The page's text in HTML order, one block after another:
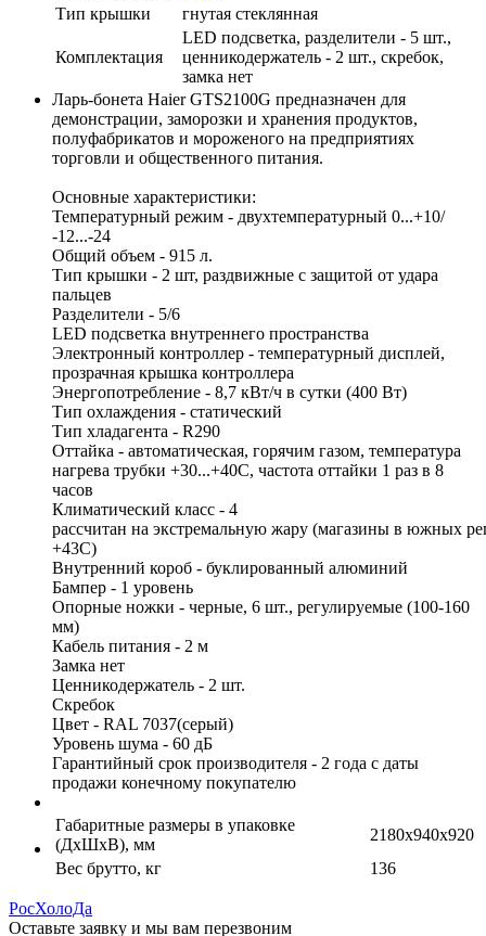
Тип крышки
гнутая стеклянная
Комплектация
LED подсветка, разделители - 5 шт.,
ценникодержатель - 2 шт., скребок,
замка нет
Ларь-бонета Haier GTS2100G предназначен для
демонстрации, заморозки и хранения продуктов,
полуфабрикатов и мороженого на предприятиях
торговли и общественного питания.
Основные характеристики:
Температурный режим - двухтемпературный 0...+10/
-12...-24
Общий объем - 915 л.
Тип крышки - 2 шт, раздвижные с защитой от удара
пальцев
Разделители - 5/6
LED подсветка внутреннего пространства
Электронный контроллер - температурный дисплей,
прозрачная крышка контроллера
Энергопотребление - 8,7 кВт/ч в сутки (400 Вт)
Тип охлаждения - статический
Тип хладагента - R290
Оттайка - автоматическая, горячим газом, температура
нагрева трубки +30...+40С, частота оттайки 1 раз в 8
часов
Климатический класс - 4
рассчитан на экстремальную жару (магазины в южных
+43C)
Внутренний короб - буклированный алюминий
Бампер - 1 уровень
Опорные ножки - черные, 6 шт., регулируемые (100-160
мм)
Кабель питания - 2 м
Замка нет
Ценникодержатель - 2 шт.
Скребок
Цвет - RAL 7037(серый)
Уровень шума - 60 дБ
Гарантийный срок производителя - 2 года с даты
продажи конечному покупателю
Габаритные размеры в упаковке
(ДхШхВ), мм
2180x940x920
Вес брутто, кг
136
РосХолоДа
Оставьте заявку и мы вам перезвоним